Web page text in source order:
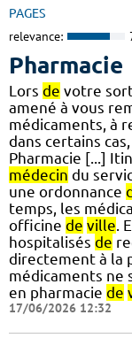
PAGES
relevance:
Pharmacie
Lors de votre
amené à vous
médicaments, à
dans certains
Pharmacie [...]
médecin du
une ordonnance
temps, les
officine de ville.
hospitalisés de
directement à la
médicaments ne
en pharmacie de
17/06/2026 12:32